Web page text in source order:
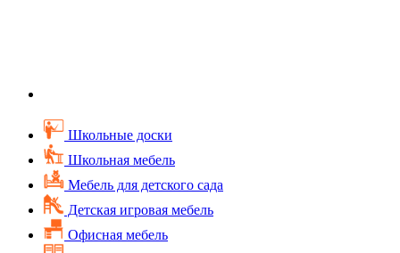
Школьные доски
Школьная мебель
Мебель для детского сада
Детская игровая мебель
Офисная мебель